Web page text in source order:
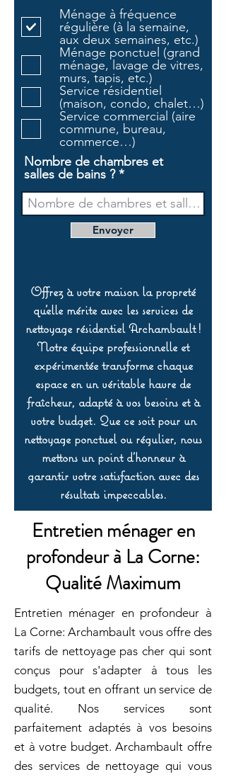
g
a
t
o
i
r
e
Ménage à fréquence
régulière (à la semaine,
aux deux semaines, etc.)
Ménage ponctuel (grand
ménage, lavage de vitres,
murs, tapis, etc.)
Service résidentiel
(maison, condo, chalet…)
Service commercial (aire
commune, bureau,
commerce…)
Nombre de chambres et
salles de bains ?
Envoyer
Offrez à votre maison la propreté
qu’elle mérite avec les services de
nettoyage résidentiel Archambault !
Notre équipe professionnelle et
expérimentée transforme chaque
espace en un véritable havre de
fraîcheur, adapté à vos besoins et à
votre budget. Que ce soit pour un
nettoyage ponctuel ou régulier, nous
mettons un point d’honneur à
garantir votre satisfaction avec des
résultats impeccables.
Entretien ménager en
profondeur à La Corne:
Qualité Maximum
Entretien ménager en profondeur à
La Corne: Archambault vous offre des
tarifs de nettoyage pas cher qui sont
conçus pour s'adapter à tous les
budgets, tout en offrant un service de
qualité. Nos services sont
parfaitement adaptés à vos besoins
et à votre budget. Archambault offre
des services de nettoyage qui vous